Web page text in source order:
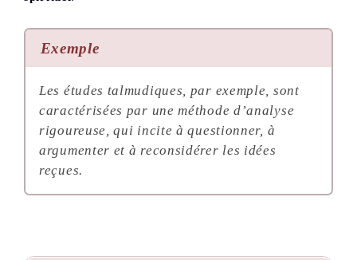
Exemple
Les études talmudiques, par exemple, sont
caractérisées par une méthode d’analyse
rigoureuse, qui incite à questionner, à
argumenter et à reconsidérer les idées
reçues.